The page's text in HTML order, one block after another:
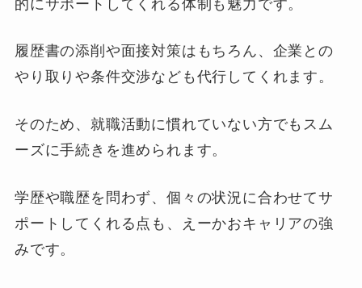
的にサポートしてくれる体制も魅力です。
履歴書の添削や面接対策はもちろん、企業との
やり取りや条件交渉なども代行してくれます。
そのため、就職活動に慣れていない方でもスム
ーズに手続きを進められます。
学歴や職歴を問わず、個々の状況に合わせてサ
ポートしてくれる点も、えーかおキャリアの強
みです。